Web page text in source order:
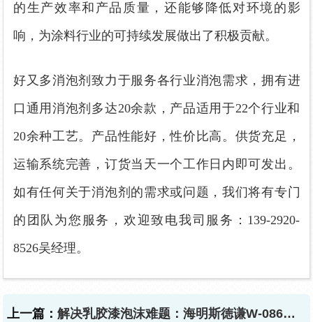
的生产效率和产品质量，还能够降低对环境的影
响，为涂料行业的可持续发展做出了积极贡献。
好又多消泡剂致力于服务各行业消泡需求，拥有进
口通用消泡剂多达20余款，产品适用于22个行业和
20余种工艺。产品性能好，性价比高。供货充足，
运输系统完善，订货当天一个工作日内即可发出。
如有任何关于消泡剂的需求或问题，我们将有专门
的团队为您服务，欢迎致电我司服务：139-2920-
8526吴经理。
上一篇： 解决乳胶漆泡沫难题：海明斯徳谦W-086消泡剂的性能优势